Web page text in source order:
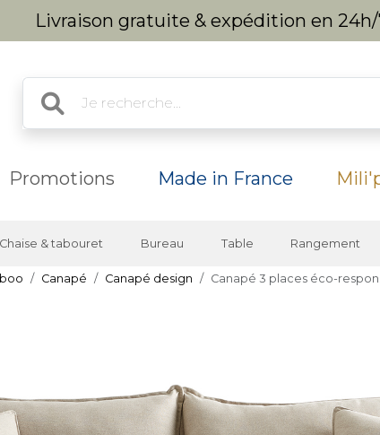
Livraison gratuite & expédition en
Promotions Made in France
Chaise & tabouret Bureau Table Rangement
Canapé Canapé design Canapé 3 places éco-